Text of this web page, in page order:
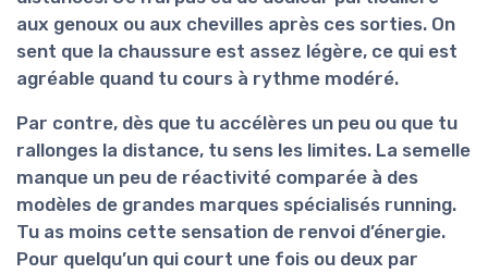
aux genoux ou aux chevilles après ces sorties. On
sent que la chaussure est assez légère, ce qui est
agréable quand tu cours à rythme modéré.
Par contre, dès que tu accélères un peu ou que tu
rallonges la distance, tu sens les limites. La semelle
manque un peu de réactivité comparée à des
modèles de grandes marques spécialisés running.
Tu as moins cette sensation de renvoi d’énergie.
Pour quelqu’un qui court une fois ou deux par